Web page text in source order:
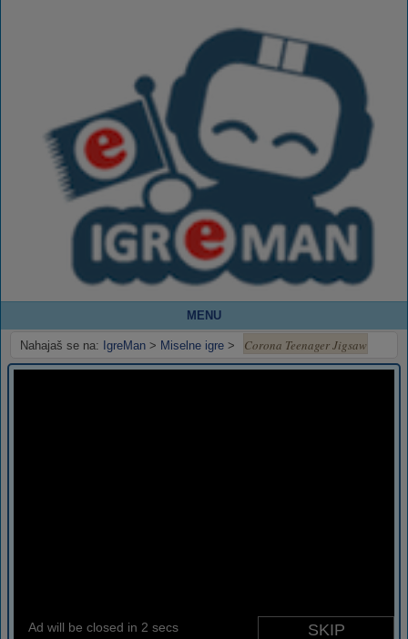
MENU
Nahajaš se na: IgreMan > Miselne igre > Corona Teenager Jigsaw